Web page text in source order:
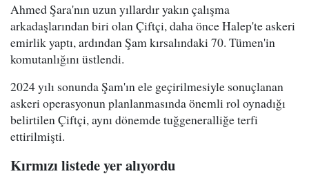
Ahmed Şara'nın uzun yıllardır yakın çalışma
arkadaşlarından biri olan Çiftçi, daha önce Halep'te askeri
emirlik yaptı, ardından Şam kırsalındaki 70. Tümen'in
komutanlığını üstlendi.
2024 yılı sonunda Şam'ın ele geçirilmesiyle sonuçlanan
askeri operasyonun planlanmasında önemli rol oynadığı
belirtilen Çiftçi, aynı dönemde tuğgeneralliğe terfi
ettirilmişti.
Kırmızı listede yer alıyordu